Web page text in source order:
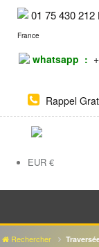
01 75 430
France
whatsapp :
Rappel
EUR €
DH
Rechercher